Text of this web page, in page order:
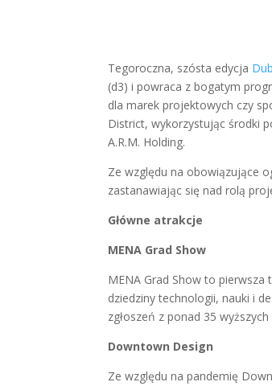
Tegoroczna, szósta edycja
(d3) i powraca z bogatym
dla marek projektowych czy
District, wykorzystując środki
A.R.M. Holding.
Ze względu na obowiązujące
zastanawiając się nad rolą
Główne atrakcje
MENA Grad Show
MENA Grad Show to
dziedziny technologii, nauki i
zgłoszeń z ponad 35
Downtown Design
Ze względu na pandemię